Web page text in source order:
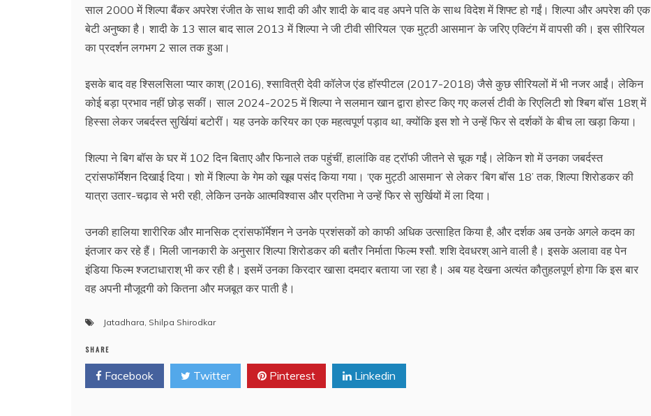
साल 2000 में शिल्पा बैंकर अपरेश रंजीत के साथ शादी की और शादी के बाद वह अपने पति के साथ विदेश में शिफ्ट हो गईं। शिल्पा और अपरेश की एक
बेटी अनुष्का है। शादी के 13 साल बाद साल 2013 में शिल्पा ने जी टीवी सीरियल ‘एक मुट्ठी आसमान’ के जरिए एक्टिंग में वापसी की। इस सीरियल
का प्रदर्शन लगभग 2 साल तक हुआ।
इसके बाद वह श्सिलसिला प्‍यार काश् (2016), श्सावित्री देवी कॉलेज एंड हॉस्‍पीटल (2017-2018) जैसे कुछ सीरियलों में भी नजर आईं। लेकिन
कोई बड़ा प्रभाव नहीं छोड़ सकीं। साल 2024-2025 में शिल्पा ने सलमान खान द्वारा होस्ट किए गए कलर्स टीवी के रिएलिटी शो श्बिग बॉस 18श् में
हिस्सा लेकर जबर्दस्‍त सुर्खियां बटोरीं। यह उनके करियर का एक महत्वपूर्ण पड़ाव था, क्योंकि इस शो ने उन्हें फिर से दर्शकों के बीच ला खड़ा किया।
शिल्पा ने बिग बॉस के घर में 102 दिन बिताए और फिनाले तक पहुंचीं, हालांकि वह ट्रॉफी जीतने से चूक गईं। लेकिन शो में उनका जबर्दस्‍त
ट्रांसफॉर्मेशन दिखाई दिया। शो में शिल्पा के गेम को खूब पसंद किया गया। ‘एक मुट्ठी आसमान’ से लेकर ‘बिग बॉस 18’ तक, शिल्‍पा शिरोडकर की
यात्रा उतार-चढ़ाव से भरी रही, लेकिन उनके आत्मविश्वास और प्रतिभा ने उन्हें फिर से सुर्खियों में ला दिया।
उनकी हालिया शारीरिक और मानसिक ट्रांसफॉर्मेशन ने उनके प्रशंसकों को काफी अधिक उत्साहित किया है, और दर्शक अब उनके अगले कदम का
इंतजार कर रहे हैं। मिली जानकारी के अनुसार शिल्‍पा शिरोडकर की बतौर निर्माता फिल्‍म श्सौ. शशि देवधरश् आने वाली है। इसके अलावा वह पेन
इंडिया फिल्‍म श्जटाधाराश् भी कर रही है। इसमें उनका किरदार खासा दमदार बताया जा रहा है। अब यह देखना अत्‍यंत कौतुहलपूर्ण होगा कि इस बार
वह अपनी मौजूदगी को कितना और मजबूत कर पाती है।
Jatadhara Shilpa Shirodkar
SHARE
Facebook Twitter Pinterest Linkedin